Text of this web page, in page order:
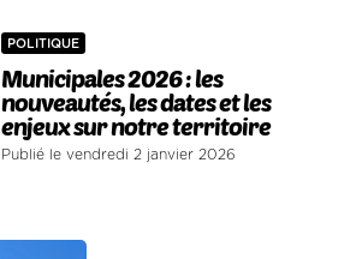
POLITIQUE
Municipales 2026 : les
nouveautés, les dates et les
enjeux sur notre territoire
Publié le vendredi 2 janvier 2026